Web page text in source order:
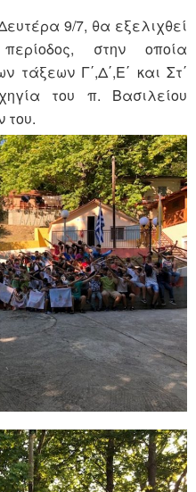
9/7, θα εξελιχθεί
στην οποία
τάξεων Γ΄,Δ΄,Ε΄ και Στ΄
του π. Βασιλείου
του.